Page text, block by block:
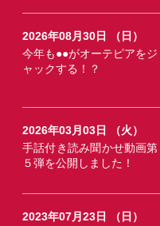
2026年08月30日 （日）
今年も●●がオーテピアをジ
ャックする！？
2026年03月03日 （火）
手話付き読み聞かせ動画第
５弾を公開しました！
2023年07月23日 （日）